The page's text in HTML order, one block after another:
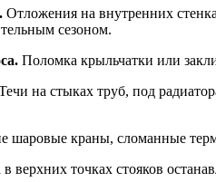
Отложения на внутренних
сезоном.
Поломка крыльчатки или
на стыках труб, под
шаровые краны, сломанные
верхних точках стояков